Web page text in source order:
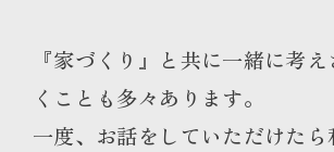
『家づくり』と共に一緒に考
くことも多々あります。
一度、お話をしていただけたら